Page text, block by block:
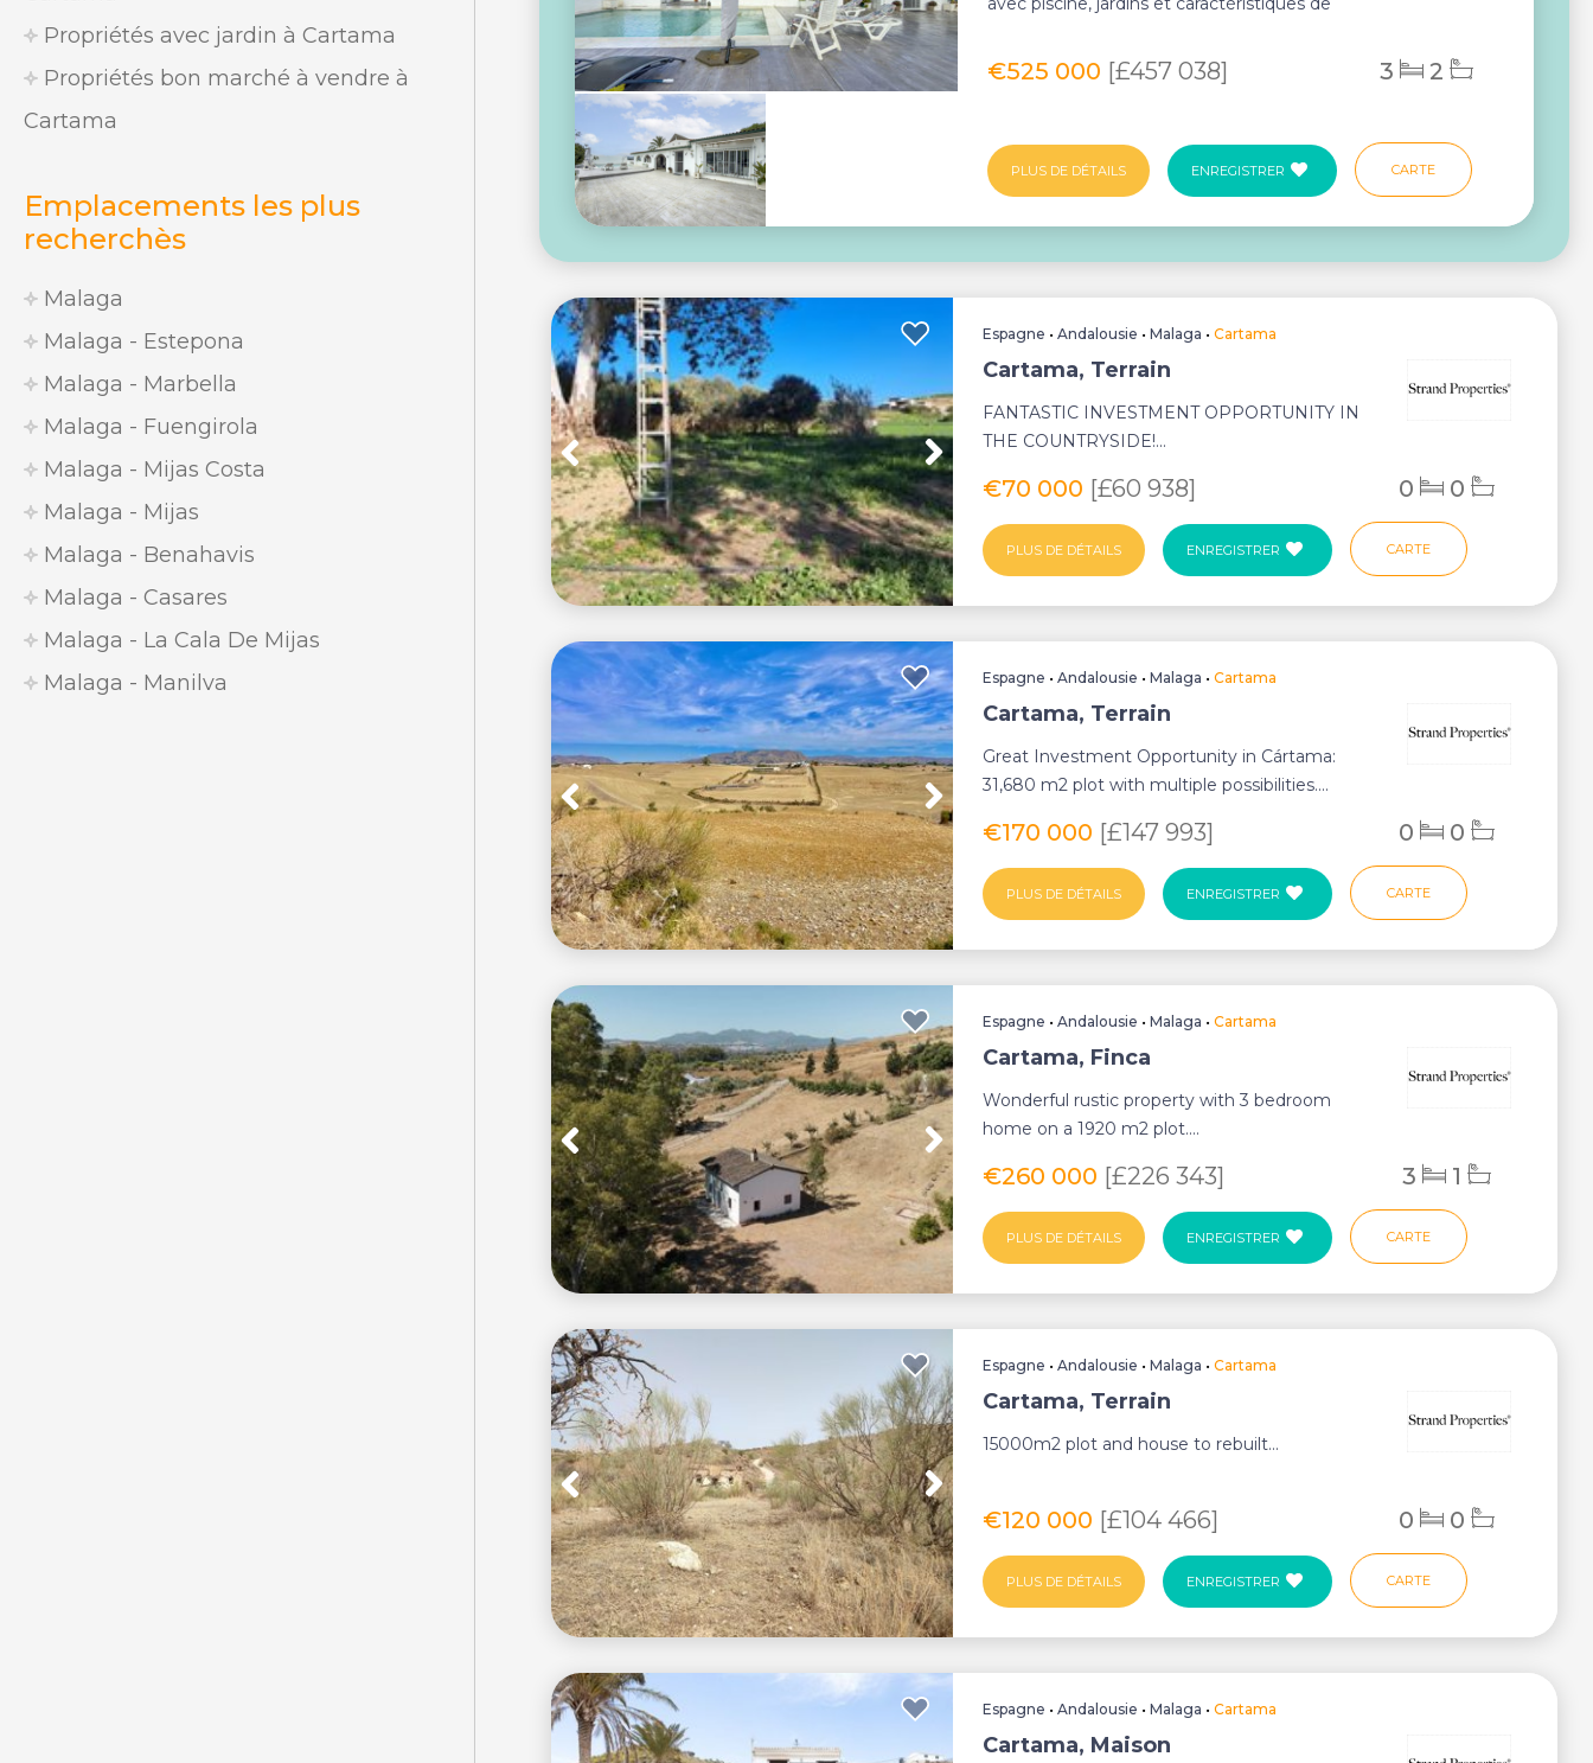
Propriétés avec jardin à Cartama
Propriétés bon marché à vendre à
Cartama
Emplacements les plus
recherchès
Malaga
Malaga - Estepona
Malaga - Marbella
Malaga - Fuengirola
Malaga - Mijas Costa
Malaga - Mijas
Malaga - Benahavis
Malaga - Casares
Malaga - La Cala De Mijas
Malaga - Manilva
€525 000 [£457 038] 3 2
PLUS DE DÉTAILS ENREGISTRER CARTE
Espagne •Andalousie •Malaga •Cartama
Cartama, Terrain
FANTASTIC INVESTMENT OPPORTUNITY IN
THE COUNTRYSIDE!...
€70 000 [£60 938] 0 0
PLUS DE DÉTAILS ENREGISTRER CARTE
Espagne •Andalousie •Malaga •Cartama
Cartama, Terrain
Great Investment Opportunity in Cártama:
31,680 m2 plot with multiple possibilities....
€170 000 [£147 993] 0 0
PLUS DE DÉTAILS ENREGISTRER CARTE
Espagne •Andalousie •Malaga •Cartama
Cartama, Finca
Wonderful rustic property with 3 bedroom
home on a 1920 m2 plot....
€260 000 [£226 343] 3 1
PLUS DE DÉTAILS ENREGISTRER CARTE
Espagne •Andalousie •Malaga •Cartama
Cartama, Terrain
15000m2 plot and house to rebuilt...
€120 000 [£104 466] 0 0
PLUS DE DÉTAILS ENREGISTRER CARTE
Espagne •Andalousie •Malaga •Cartama
Cartama, Maison